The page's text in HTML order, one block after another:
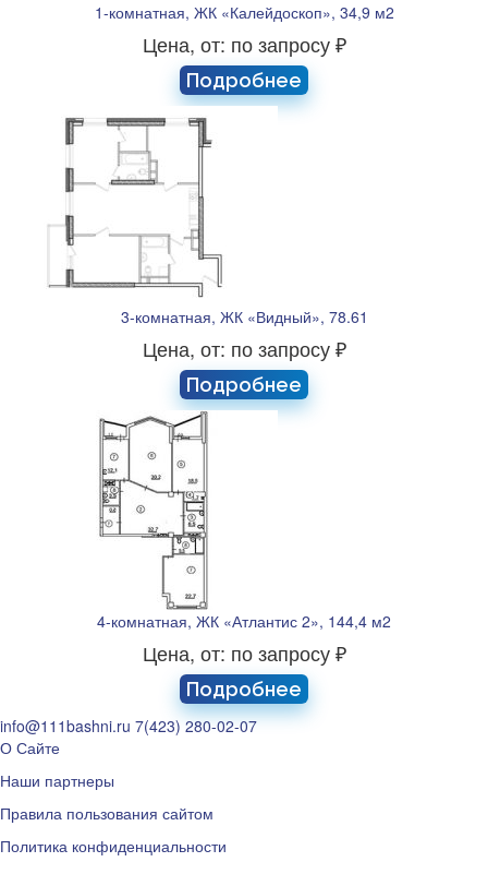
1-комнатная, ЖК «Калейдоскоп», 34,9 м2
Цена, от: по запросу ₽
Подробнее
3-комнатная, ЖК «Видный», 78.61
Цена, от: по запросу ₽
Подробнее
4-комнатная, ЖК «Атлантис 2», 144,4 м2
Цена, от: по запросу ₽
Подробнее
info@111bashni.ru 7(423) 280-02-07
О Сайте
Наши партнеры
Правила пользования сайтом
Политика конфиденциальности